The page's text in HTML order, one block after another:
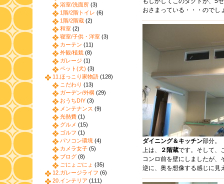
おさまっている・・・のでし
ダイニング＆キッチン部分。
上は、
２階蔵です。そして、
コンロ前を壁にしましたが、
逆に、奥を想像する感じに見
浴室/洗面所 (3)
1階/2階トイレ (6)
1階/2階蔵 (2)
和室 (2)
寝室/子供・洋室 (3)
カーテン (11)
外観/植栽 (8)
ガレージ (1)
ペット(犬) (3)
11.ほっこり家物語 (128)
こだわり (13)
ガーデン/外構 (29)
おうちDIY (3)
メンテナンス (9)
光熱費 (1)
グルメ (15)
ゴルフ (1)
パソコン環境 (4)
カメラ女子 (5)
ブログ (8)
ごにょごにょ (35)
12.ガレージライフ (6)
20.インテリア (111)